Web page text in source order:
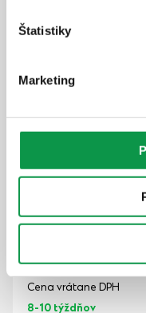
Štatistiky
MarketingDoprava v cene
Strešné nosníky
Hrúbka panelu 50
Atraktívna výška
Zabezpečná
Dizajnová omietka
14 326,-€
Cena vrátane DPH
8-10 týždňov